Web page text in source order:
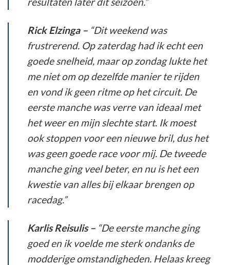
Rick Elzinga – “Dit weekend was
frustrerend. Op zaterdag had ik echt een
goede snelheid, maar op zondag lukte het
me niet om op dezelfde manier te rijden
en vond ik geen ritme op het circuit. De
eerste manche was verre van ideaal met
het weer en mijn slechte start. Ik moest
ook stoppen voor een nieuwe bril, dus het
was geen goede race voor mij. De tweede
manche ging veel beter, en nu is het een
kwestie van alles bij elkaar brengen op
racedag.”
Karlis Reisulis – “De eerste manche ging
goed en ik voelde me sterk ondanks de
modderige omstandigheden. Helaas kreeg